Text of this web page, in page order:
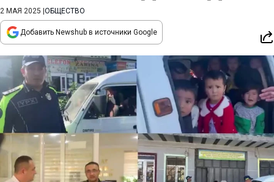
2 МАЯ 2025 ОБЩЕСТВО
Добавить Newshub в источники Google